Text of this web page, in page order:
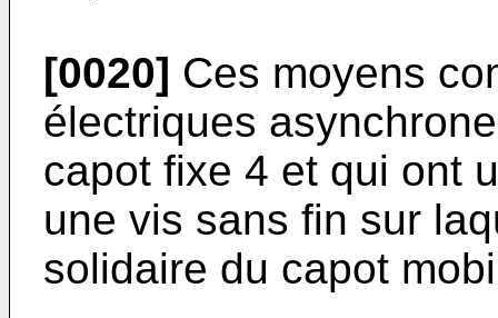
[0020] Ces moyens
électriques
capot fixe 4 et qui ont
une vis sans fin sur
solidaire du capot